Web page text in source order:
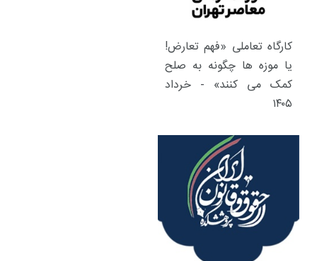
کارگاه تعاملی «فهم تعارض!
یا موزه ها چگونه به صلح
کمک می کنند» - خرداد
۱۴۰۵